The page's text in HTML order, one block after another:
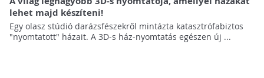
lehet majd készíteni!
Egy olasz stúdió darázsfészekről mintázta katasztrófabiztos
"nyomtatott" házait. A 3D-s ház-nyomtatás egészen új ...